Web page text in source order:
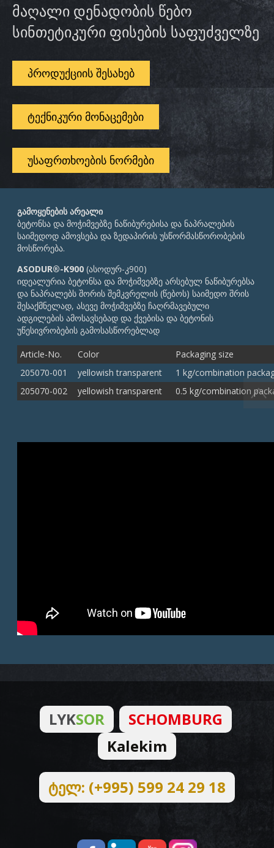
მაღალი დენადობის წებო
სინთეტიკური ფისების საფუძველზე
ᲞᲠᲝᲓᲣᲥᲪᲘᲘᲡ ᲨᲔᲡᲐᲮᲔᲑ
ᲢᲔᲥᲜᲘᲙᲣᲠᲘ ᲛᲝᲜᲐᲪᲔᲛᲔᲑᲘ
ᲣᲡᲐᲤᲠᲗᲮᲝᲔᲑᲘᲡ ᲜᲝᲠᲛᲔᲑᲘ
გამოყენების არეალი
ბეტონსა და მოჭიმვებზე ნაწიბურებისა და ნაპრალების
საიმედოდ ამოვსება და ზედაპირის უსწორმასწორობების
მოსწორება.
ASODUR®-K900 (ასოდურ-კ900)
იდეალურია ბეტონსა და მოჭიმვებზე არსებულ ნაწიბურებსა
და ნაპრალებს შორის შემკვრელის (წებოს) საიმედო შრის
შესაქმნელად, ასევე მოჭიმვებზე ჩაღრმავებული
ადგილების ამოსავსებად და ქვებისა და ბეტონის
უწესივრობების გამოსასწორებლად
Article-No. Color
Packaging size
205070-001
yellowish transparent
1 kg/combination
205070-002
yellowish transparent 0.5 kg/combination
LYKSOR
SCHOMBURG
Kalekim
ტელ: (+995) 599 24 29 18